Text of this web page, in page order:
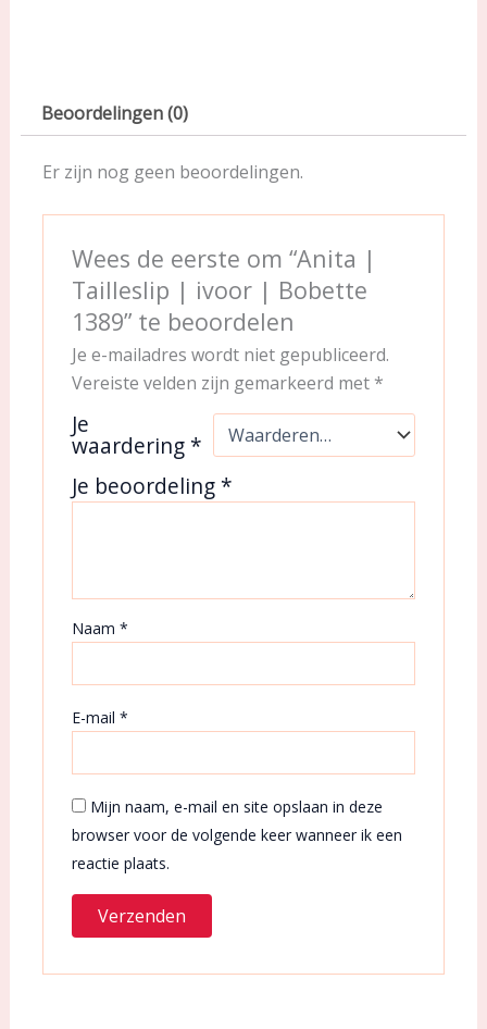
Beoordelingen (0)
Er zijn nog geen beoordelingen.
Wees de eerste om “Anita |
Tailleslip | ivoor | Bobette
1389” te beoordelen
Je e-mailadres wordt niet gepubliceerd.
Vereiste velden zijn gemarkeerd met *
Je
waardering *
Je beoordeling *
Naam*
E-mail*
Mijn naam, e-mail en site opslaan in deze
browser voor de volgende keer wanneer ik een
reactie plaats.